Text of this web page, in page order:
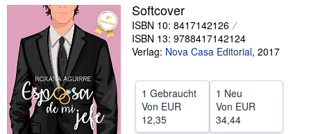
Verkäufer
Verkäufer werden
Hilfe
SCHLIESSEN
Softcover
ISBN 10: 8417142126
ISBN 13: 9788417142124
Verlag: Nova Casa Editorial, 2017
1 Gebraucht
Von EUR
12,35
1 Neu
Von EUR
34,44